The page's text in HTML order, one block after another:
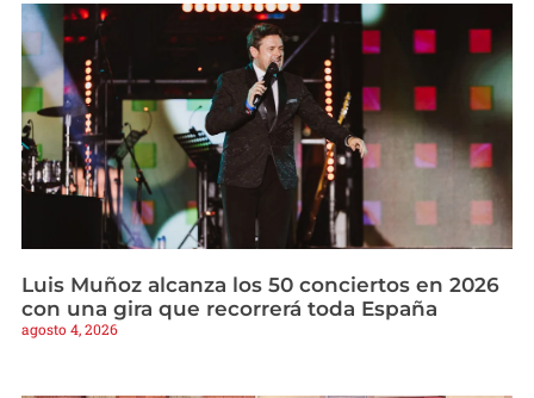
Luis Muñoz alcanza los 50 conciertos en 2026
con una gira que recorrerá toda España
agosto 4, 2026